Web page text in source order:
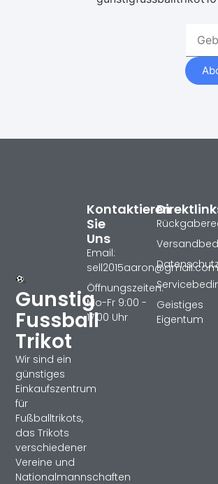
Gunstig
Fussball
Trikot
Wir sind ein
günstiges
Einkaufszentrum
für
Fußballtrikots,
das Trikots
verschiedener
Vereine und
Nationalmannschaften
Geistiges
Eigentum
Kontaktieren
Sie
Uns
Email:
sell2015aaron@gmail.com
Öffnungszeiten:
Mo-Fr 9:00 -
17:00 Uhr